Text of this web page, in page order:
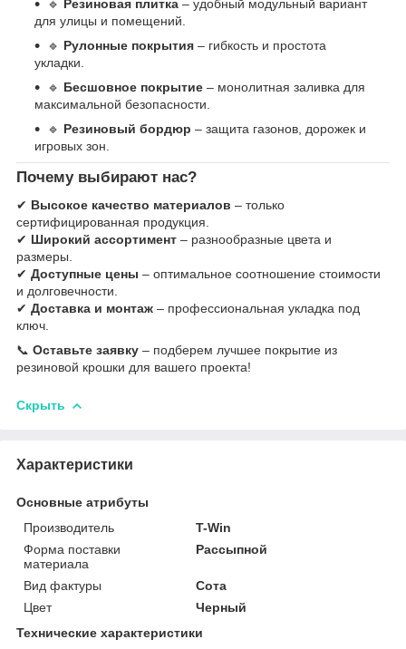
🔹 Резиновая плитка – удобный модульный вариант
для улицы и помещений.
🔹 Рулонные покрытия – гибкость и простота
укладки.
🔹 Бесшовное покрытие – монолитная заливка для
максимальной безопасности.
🔹 Резиновый бордюр – защита газонов, дорожек и
игровых зон.
Почему выбирают нас?
✔ Высокое качество материалов – только
сертифицированная продукция.
✔ Широкий ассортимент – разнообразные цвета и
размеры.
✔ Доступные цены – оптимальное соотношение стоимости
и долговечности.
✔ Доставка и монтаж – профессиональная укладка под
ключ.
📞 Оставьте заявку – подберем лучшее покрытие из
резиновой крошки для вашего проекта!
Скрыть
Характеристики
Основные атрибуты
Производитель
T-Win
Форма поставки
материала
Рассыпной
Вид фактуры
Сота
Цвет
Черный
Технические характеристики